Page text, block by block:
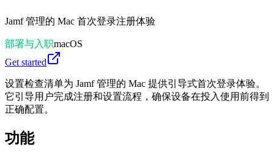
Jamf 管理的 Mac 首次登录注册体验
部署与入职macOS
Get started
设置检查清单为 Jamf 管理的 Mac 提供引导式首次登录体验。
它引导用户完成注册和设置流程，确保设备在投入使用前得到
正确配置。
功能